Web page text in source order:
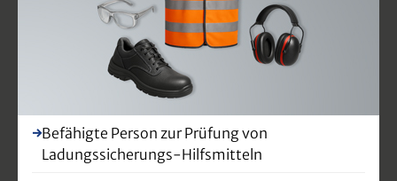
Befähigte Person zur Prüfung von
Ladungssicherungs-Hilfsmitteln